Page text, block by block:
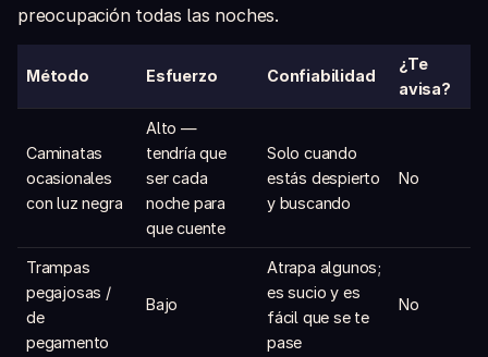
preocupación todas las noches.
Método Esfuerzo Confiabilidad
¿Te
avisa?
Caminatas
ocasionales
con luz negra
Alto —
tendría que
ser cada
noche para
que cuente
Solo cuando
estás despierto
y buscando
No
Trampas
pegajosas /
de
pegamento
Bajo
Atrapa algunos;
es sucio y es
fácil que se te
pase
No